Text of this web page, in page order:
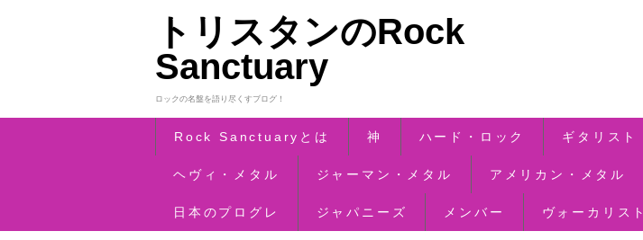
トリスタンのRock
Sanctuary
ロックの名盤を語り尽くすブログ！
Rock Sanctuaryとは 神 ハード・ロック ギタリスト
ヘヴィ・メタル ジャーマン・メタル アメリカン・メタル
日本のプログレ ジャパニーズ メンバー ヴォーカリスト